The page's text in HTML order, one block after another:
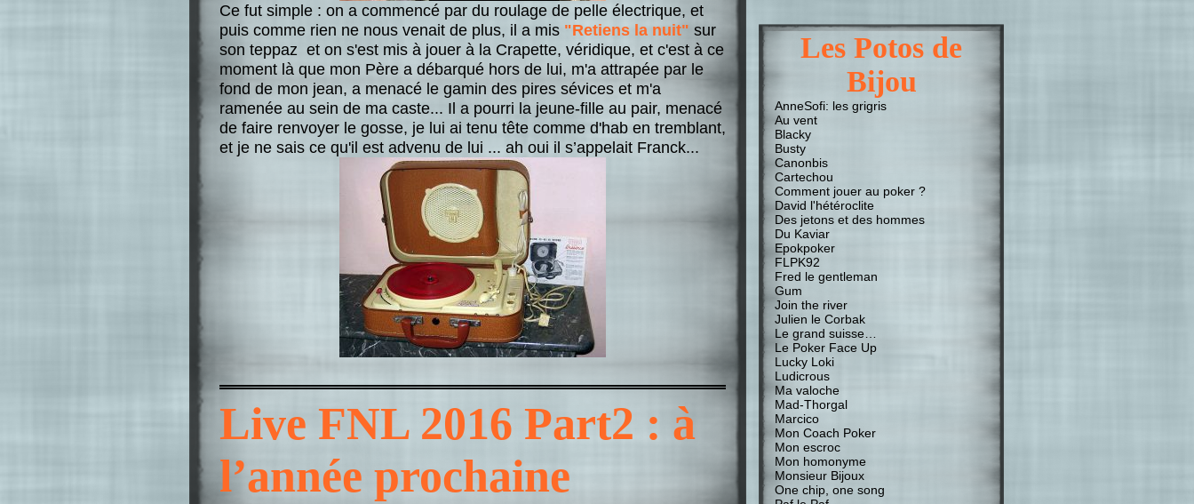
Ce fut simple : on a commencé par du roulage de pelle électrique, et
puis comme rien ne nous venait de plus, il a mis "Retiens la nuit" sur
son teppaz et on s'est mis à jouer à la Crapette, véridique, et c'est à ce
moment là que mon Père a débarqué hors de lui, m'a attrapée par le
fond de mon jean, a menacé le gamin des pires sévices et m'a
ramenée au sein de ma caste... Il a pourri la jeune-fille au pair, menacé
de faire renvoyer le gosse, je lui ai tenu tête comme d'hab en tremblant,
et je ne sais ce qu'il est advenu de lui ... ah oui il s’appelait Franck...
Live FNL 2016 Part2 : à
l’année prochaine
Les Potos de
Bijou
AnneSofi: les grigris
Au vent
Blacky
Busty
Canonbis
Cartechou
Comment jouer au poker ?
David l'hétéroclite
Des jetons et des hommes
Du Kaviar
Epokpoker
FLPK92
Fred le gentleman
Gum
Join the river
Julien le Corbak
Le grand suisse…
Le Poker Face Up
Lucky Loki
Ludicrous
Ma valoche
Mad-Thorgal
Marcico
Mon Coach Poker
Mon escroc
Mon homonyme
Monsieur Bijoux
One chip, one song